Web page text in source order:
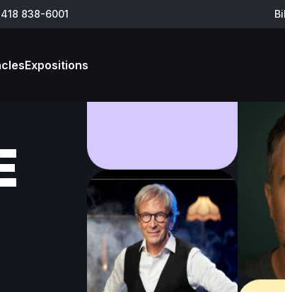
838-6001
Expositionsjoindre